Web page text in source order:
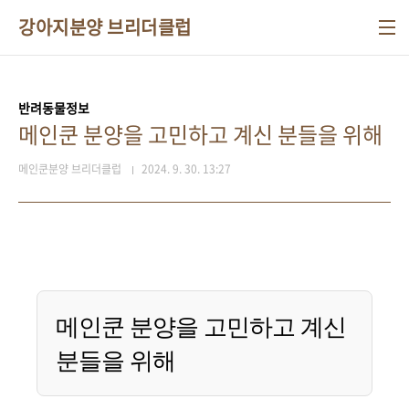
강아지분양 브리더클럽
반려동물정보
메인쿤 분양을 고민하고 계신 분들을 위해
메인쿤분양 브리더클럽 2024. 9. 30. 13:27
메인쿤 분양을 고민하고 계신
분들을 위해